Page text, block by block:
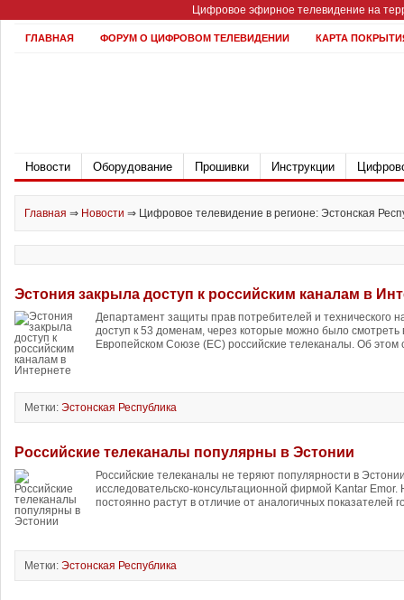
Цифровое эфирное телевидение на
ГЛАВНАЯ ФОРУМ О ЦИФРОВОМ ТЕЛЕВИДЕНИИ КАРТА
Новости Оборудование Прошивки Инструкции
Главная ⇒ Новости ⇒ Цифровое телевидение в регионе: Эстонская
Эстония закрыла доступ к российским каналам в
Департамент защиты прав потребителей и технического
доступ к 53 доменам, через которые можно было
Европейском Союзе (ЕС) российские телеканалы. Об этом
Метки: Эстонская Республика
Российские телеканалы популярны в Эстонии
Российские телеканалы не теряют популярности в
исследовательско-консультационной фирмой Kantar Emor.
постоянно растут в отличие от аналогичных показателей
Метки: Эстонская Республика